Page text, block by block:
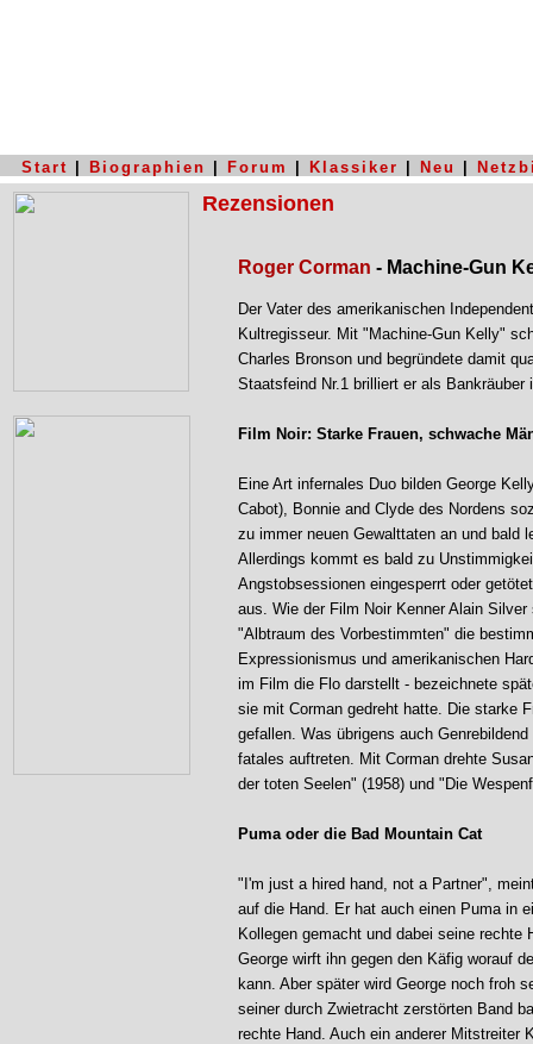
Start Biographien Forum Klassiker Neu
Rezensionen
Roger Corman - Machine-Gun
Der Vater des amerikanischen
Kultregisseur. Mit "Machine-Gun Kelly"
Charles Bronson und begründete damit
Staatsfeind Nr.1 brilliert er als Bankräuber
Film Noir: Starke Frauen, schwache
Eine Art infernales Duo bilden George
Cabot), Bonnie and Clyde des Nordens
zu immer neuen Gewalttaten an und bald
Allerdings kommt es bald zu
Angstobsessionen eingesperrt oder
aus. Wie der Film Noir Kenner Alain
"Albtraum des Vorbestimmten" die
Expressionismus und amerikanischen
im Film die Flo darstellt - bezeichnete
sie mit Corman gedreht hatte. Die starke
gefallen. Was übrigens auch
fatales auftreten. Mit Corman drehte
der toten Seelen" (1958) und "Die
Puma oder die Bad Mountain Cat
"I'm just a hired hand, not a Partner",
auf die Hand. Er hat auch einen Puma in
Kollegen gemacht und dabei seine
George wirft ihn gegen den Käfig worauf
kann. Aber später wird George noch froh
seiner durch Zwietracht zerstörten Band
rechte Hand. Auch ein anderer Mitstreiter